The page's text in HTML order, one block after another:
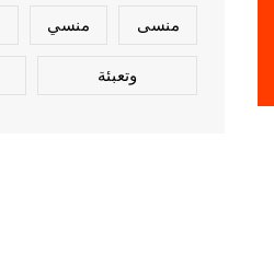
منسى منسي
وتعبئة